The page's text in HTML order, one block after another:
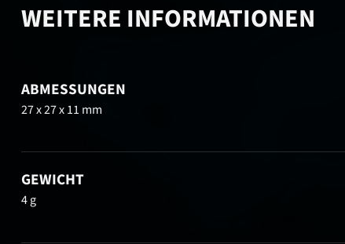
WEITERE INFORMATIONEN
ABMESSUNGEN
27 x 27 x 11 mm
GEWICHT
4 g